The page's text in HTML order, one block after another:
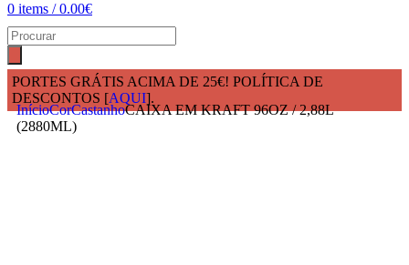
0 items / 0.00€
PORTES GRÁTIS ACIMA DE 25€! POLÍTICA DE
DESCONTOS [AQUI].
InícioCorCastanhoCAIXA EM KRAFT 96OZ / 2,88L
(2880ML)